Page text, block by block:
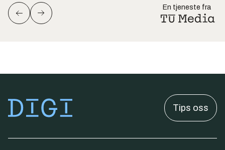
En tjeneste fra
Tips oss